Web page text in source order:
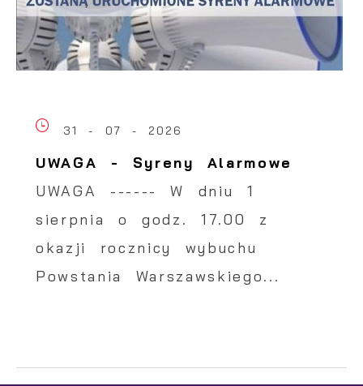
31 - 07 - 2026
UWAGA - Syreny Alarmowe
UWAGA ------ W dniu 1
sierpnia o godz. 17.00 z
okazji rocznicy wybuchu
Powstania Warszawskiego...